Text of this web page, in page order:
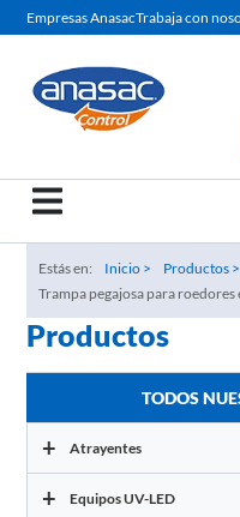
al
Empresas AnasacTrabaja con
Estás en: Inicio > Productos >
Trampa pegajosa para roedores
Productos
TODOS
+ Atrayentes
+ Equipos UV-LED